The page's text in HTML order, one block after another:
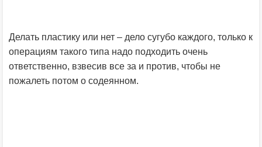
Делать пластику или нет – дело сугубо каждого, только к
операциям такого типа надо подходить очень
ответственно, взвесив все за и против, чтобы не
пожалеть потом о содеянном.